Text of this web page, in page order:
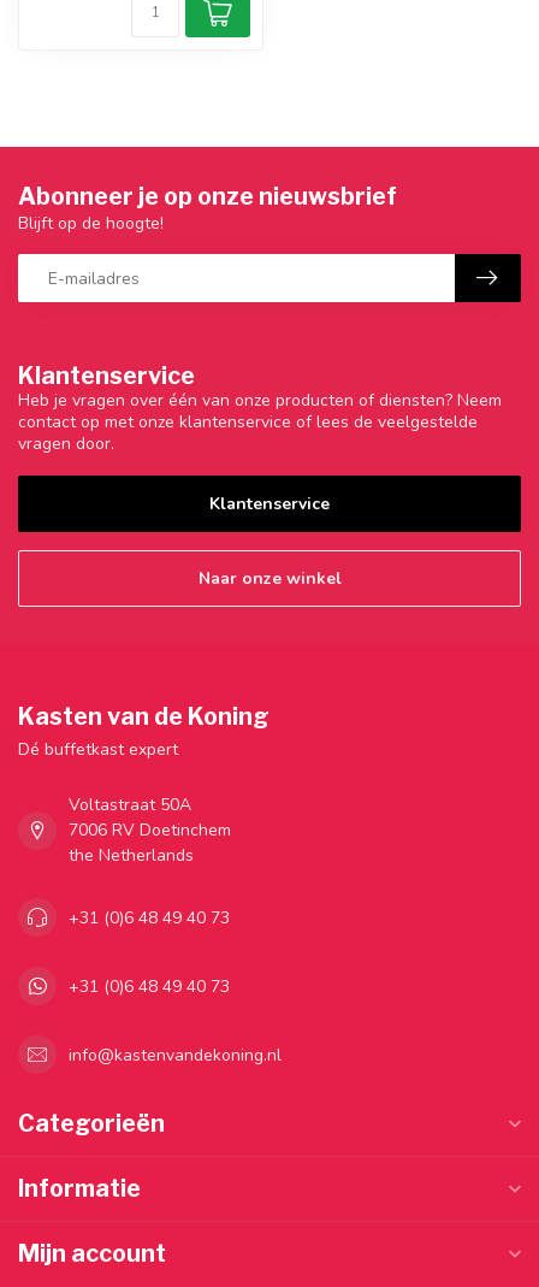
Klantenservice
Heb je vragen over één van onze producten of diensten? Neem
contact op met onze klantenservice of lees de veelgestelde
vragen door.
Klantenservice
Naar onze winkel
Abonneer je op onze nieuwsbrief
Blijft op de hoogte!
Kasten van de Koning
Dé buffetkast expert
Voltastraat 50A
7006 RV Doetinchem
the Netherlands
+31 (0)6 48 49 40 73
+31 (0)6 48 49 40 73
info@kastenvandekoning.nl
Categorieën
Informatie
Mijn account